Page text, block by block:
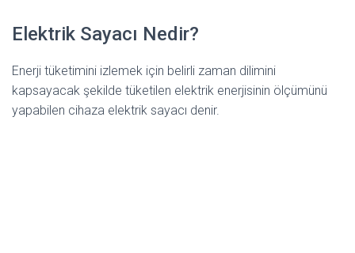
Elektrik Sayacı Nedir?
Enerji tüketimini izlemek için belirli zaman dilimini
kapsayacak şekilde tüketilen elektrik enerjisinin ölçümünü
yapabilen cihaza elektrik sayacı denir.